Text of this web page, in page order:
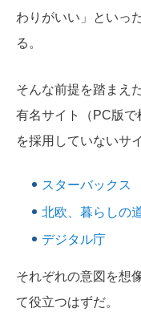
わりがいい」といっ
る。
そんな前提を踏まえ
有名サイト（PC版
を採用していないサ
スターバックス
北欧、暮らしの
デジタル庁
それぞれの意図を想
て役立つはずだ。